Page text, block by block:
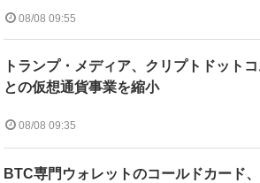
08/08 09:55
トランプ・メディア、クリプトドット
との仮想通貨事業を縮小
08/08 09:35
BTC専門ウォレットのコールドカード